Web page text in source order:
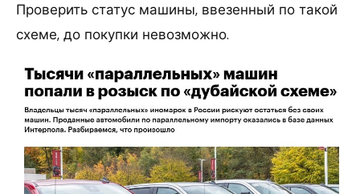
Проверить статус машины, ввезенный по такой
схеме, до покупки невозможно.